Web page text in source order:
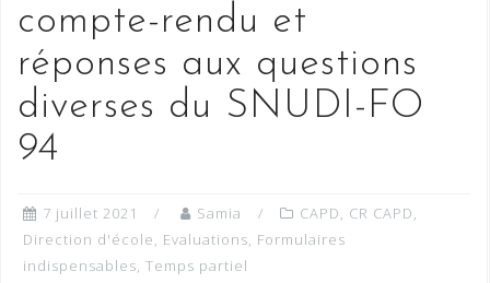
compte-rendu et
réponses aux questions
diverses du SNUDI-FO
94
7 juillet 2021 Samia CAPD, CR CAPD,
Direction d'école, Evaluations, Formulaires
indispensables, Temps partiel